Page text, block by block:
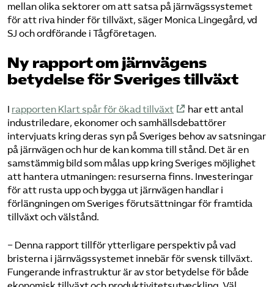
mellan olika sektorer om att satsa på järnvägssystemet
för att riva hinder för tillväxt, säger Monica Lingegård, vd
SJ och ordförande i Tågföretagen.
Ny rapport om järnvägens
betydelse för Sveriges tillväxt
I rapporten Klart spår för ökad tillväxt
har ett antal
industriledare, ekonomer och samhällsdebattörer
intervjuats kring deras syn på Sveriges behov av satsningar
på järnvägen och hur de kan komma till stånd. Det är en
samstämmig bild som målas upp kring Sveriges möjlighet
att hantera utmaningen: resurserna finns. Investeringar
för att rusta upp och bygga ut järnvägen handlar i
förlängningen om Sveriges förutsättningar för framtida
tillväxt och välstånd.
− Denna rapport tillför ytterligare perspektiv på vad
bristerna i järnvägssystemet innebär för svensk tillväxt.
Fungerande infrastruktur är av stor betydelse för både